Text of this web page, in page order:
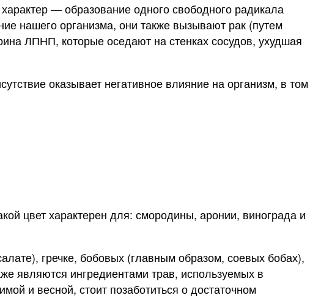
— образование одного свободного радикала
нашего организма, они также вызывают рак (путем
ЛПНП, которые оседают на стенках сосудов, ухудшая
оказывает негативное влияние на организм, в том
цвет характерен для: смородины, аронии, винограда и
гречке, бобовых (главным образом, соевых бобах),
являются ингредиентами трав, используемых в
и весной, стоит позаботиться о достаточном